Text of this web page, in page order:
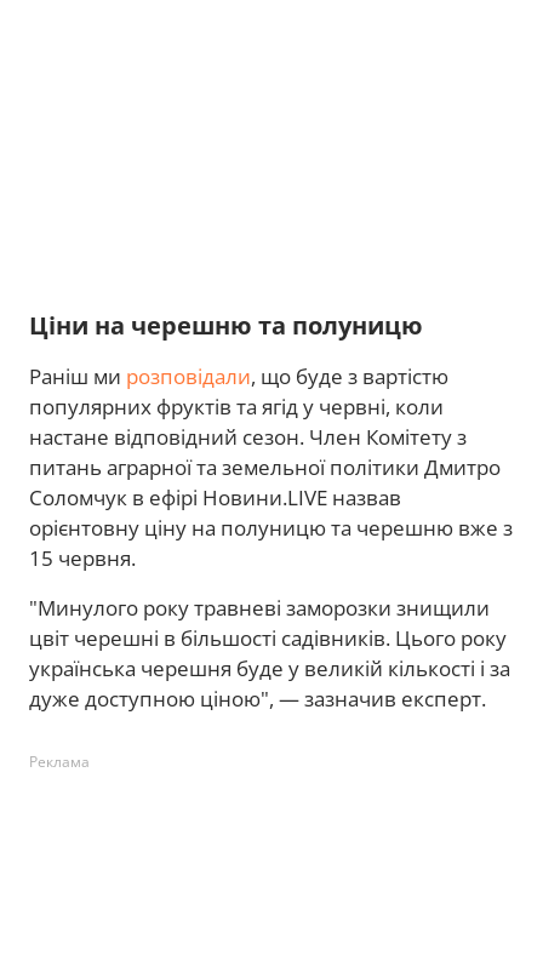
Ціни на черешню та полуницю
Раніш ми розповідали, що буде з вартістю
популярних фруктів та ягід у червні, коли
настане відповідний сезон. Член Комітету з
питань аграрної та земельної політики Дмитро
Соломчук в ефірі Новини.LIVE назвав
орієнтовну ціну на полуницю та черешню вже з
15 червня.
"Минулого року травневі заморозки знищили
цвіт черешні в більшості садівників. Цього року
українська черешня буде у великій кількості і за
дуже доступною ціною", — зазначив експерт.
Реклама